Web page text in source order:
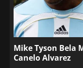
Mike Tyson Bela
Canelo Alvarez